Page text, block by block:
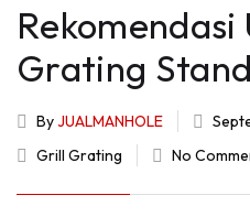
Grating
ByJUALMANHOLE
Grill Grating
No